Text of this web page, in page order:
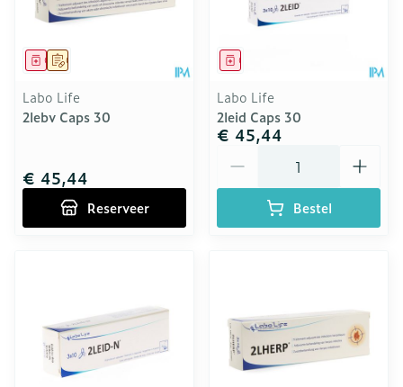
Op voorschrift
Geneesmiddel
Labo Life
2lebv Caps 30
€ 45,44
Reserveer
Geneesmiddel
Labo Life
2leid Caps 30
€ 45,44
Bestel